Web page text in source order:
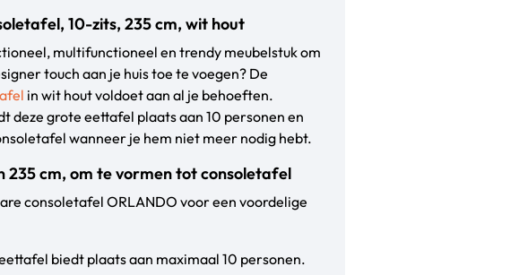
10-zits, 235 cm, wit hout
multifunctioneel en trendy meubelstuk om
touch aan je huis toe te voegen? De
in wit hout voldoet aan al je behoeften.
deze grote eettafel plaats aan 10 personen en
wanneer je hem niet meer nodig hebt.
cm, om te vormen tot consoletafel
consoletafel ORLANDO voor een voordelige
biedt plaats aan maximaal 10 personen.